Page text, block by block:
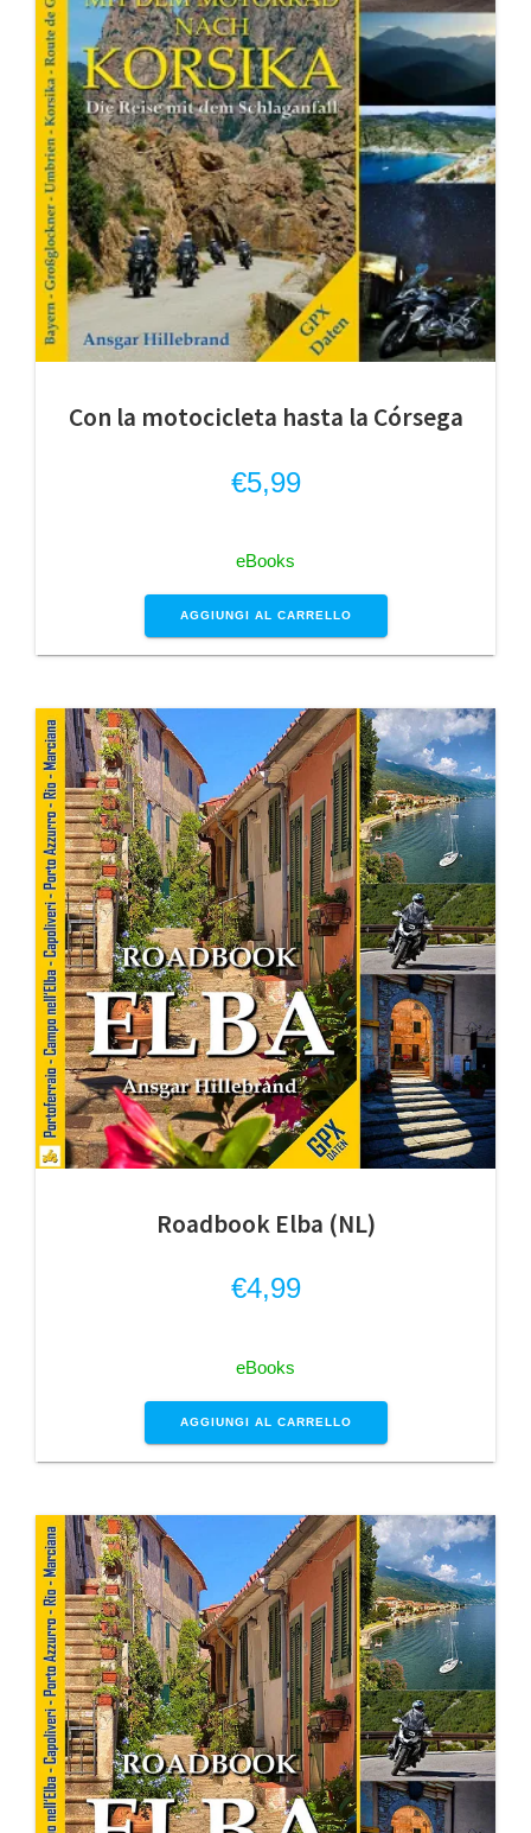
Con la motocicleta hasta la Córsega
€5,99
eBooks
AGGIUNGI AL CARRELLO
Roadbook Elba (NL)
€4,99
eBooks
AGGIUNGI AL CARRELLO